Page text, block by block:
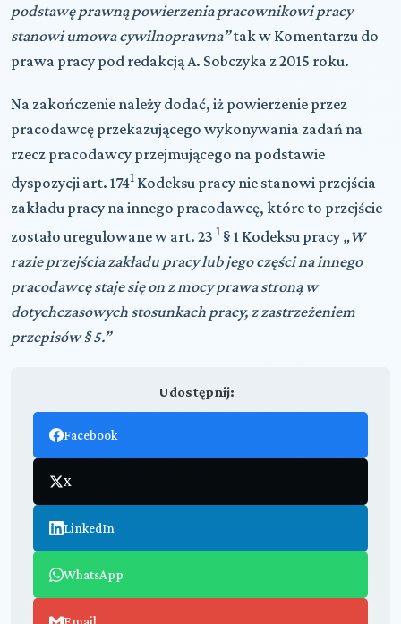
podstawę prawną powierzenia pracownikowi pracy
stanowi umowa cywilnoprawna”tak w Komentarzu do
prawa pracy pod redakcją A. Sobczyka z 2015 roku.
Na zakończenie należy dodać, iż powierzenie przez
pracodawcę przekazującego wykonywania zadań na
rzecz pracodawcy przejmującego na podstawie
dyspozycji art. 1741 Kodeksu pracy nie stanowi przejścia
zakładu pracy na innego pracodawcę, które to przejście
zostało uregulowane w art. 23 1 § 1 Kodeksu pracy „W
razie przejścia zakładu pracy lub jego części na innego
pracodawcę staje się on z mocy prawa stroną w
dotychczasowych stosunkach pracy, z zastrzeżeniem
przepisów § 5.”
Udostępnij:
Facebook
X
LinkedIn
WhatsApp
Email